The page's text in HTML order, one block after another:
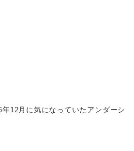
12月に気になっていたアンダーシ